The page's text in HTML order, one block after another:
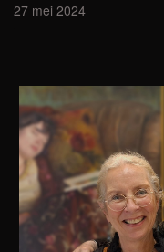
27 mei 2024